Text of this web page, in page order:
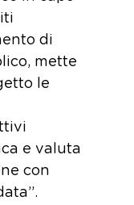
di
mette
le
e valuta
con